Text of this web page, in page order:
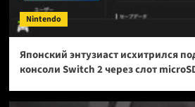
Nintendo
Японский энтузиаст исхитрился
консоли Switch 2 через слот